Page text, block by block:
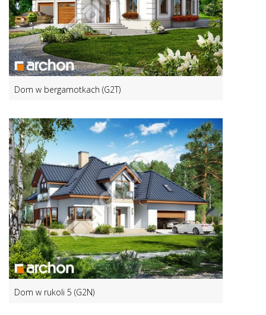
Dom w bergamotkach (G2T)
Dom w rukoli 5 (G2N)